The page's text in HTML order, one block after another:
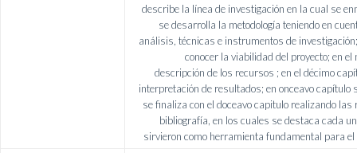
describe la línea de investigación en la cual se
se desarrolla la metodología teniendo en
análisis, técnicas e instrumentos de
conocer la viabilidad del proyecto; en
descripción de los recursos ; en el décimo
interpretación de resultados; en onceavo capítulo
se finaliza con el doceavo capitulo realizando
bibliografía, en los cuales se destaca cada
sirvieron como herramienta fundamental para